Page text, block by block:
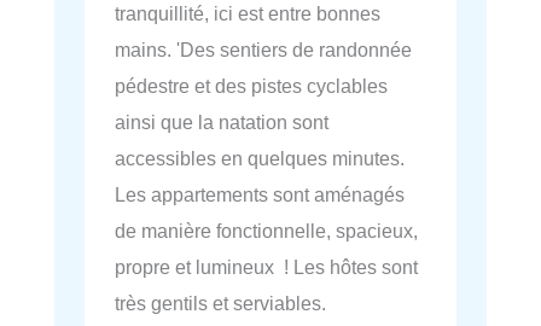
tranquillité, ici est entre bonnes
mains. 'Des sentiers de randonnée
pédestre et des pistes cyclables
ainsi que la natation sont
accessibles en quelques minutes.
Les appartements sont aménagés
de manière fonctionnelle, spacieux,
propre et lumineux ! Les hôtes sont
très gentils et serviables.